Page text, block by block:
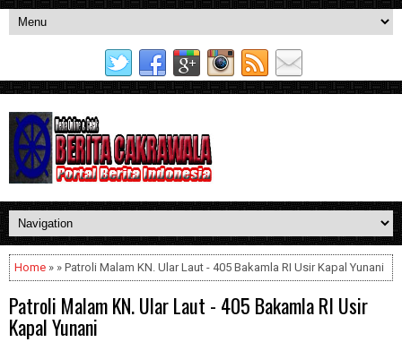
Home » » Patroli Malam KN. Ular Laut - 405 Bakamla RI Usir Kapal Yunani
Patroli Malam KN. Ular Laut - 405 Bakamla RI Usir
Kapal Yunani